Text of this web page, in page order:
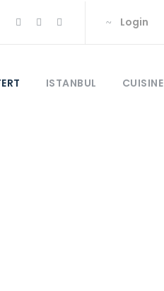
Login
ISTANBUL CUISINE